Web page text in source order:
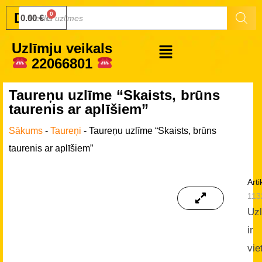
Druku.lv
0.00€
Uzlīmju veikals
22066801
Taureņu uzlīme “Skaists, brūns
taurenis ar aplīšiem”
Sākums - Taureņi - Taureņu uzlīme “Skaists, brūns
taurenis ar aplīšiem”
ir